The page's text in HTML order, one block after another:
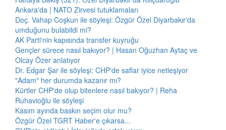
Ankara'da | NATO Zirvesi tutuklamaları
Doç. Vahap Coşkun ile söyleşi: Özgür Özel Diyarbakır'da
umduğunu bulabildi mi?
AK Parti'nin kapısında transfer kuyruğu
Gençler sürece nasıl bakıyor? | Hasan Oğuzhan Aytaç ve
Olcay Özer anlatıyor
Dr. Edgar Şar ile söyleşi: CHP'de saflar iyice netleşiyor
"Adam" her durumda kazanır mı?
Kürtler CHP'de olup bitenlere nasıl bakıyor? | Reha
Ruhavioğlu ile söyleşi
Kasım ayında baskın seçim olur mu?
Özgür Özel TGRT Haber'e çıkarsa...